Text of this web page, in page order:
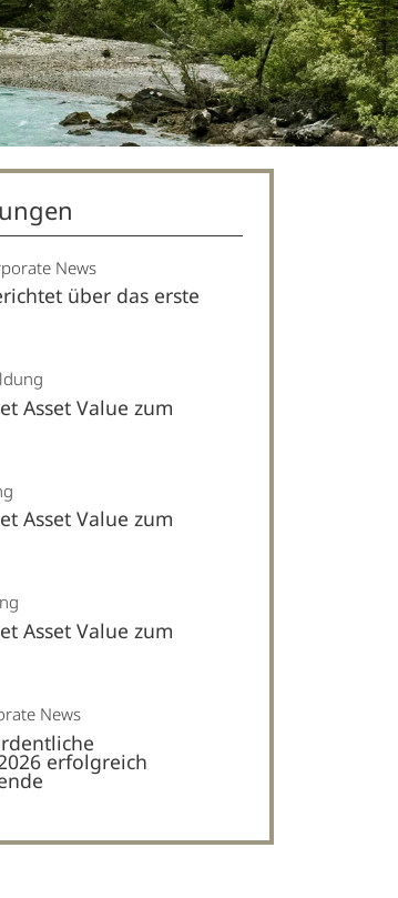
News
über das erste
Asset Value zum
Asset Value zum
Asset Value zum
News
erfolgreich